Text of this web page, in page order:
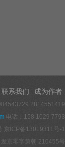
联系我们 成为作者
2814551419
电话：158 1029 7793
京ICP备13019311号-1
发京零字第朝 210455号